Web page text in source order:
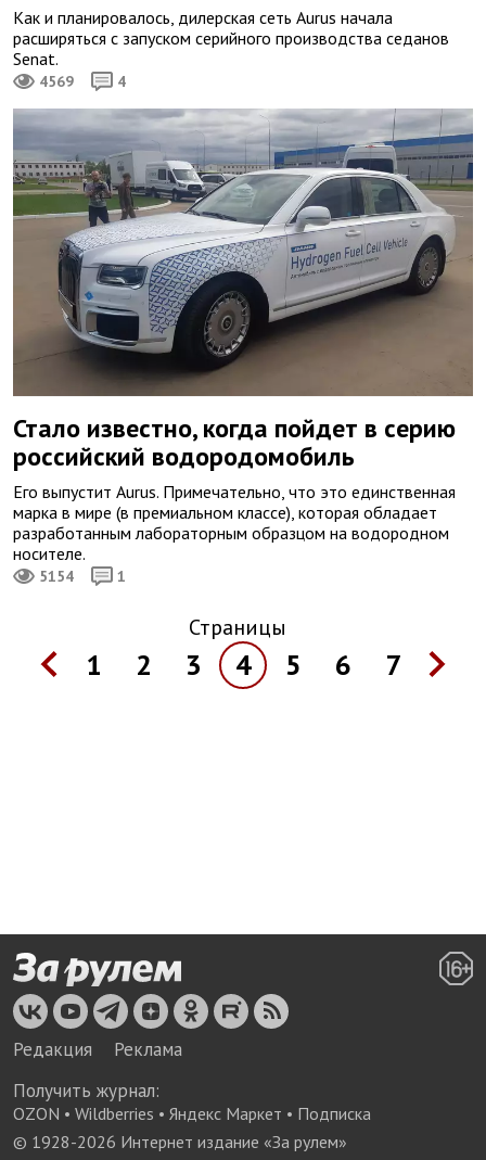
Как и планировалось, дилерская сеть Aurus начала
расширяться с запуском серийного производства седанов
Senat.
4569 4
Стало известно, когда пойдет в серию
российский водородомобиль
Его выпустит Aurus. Примечательно, что это единственная
марка в мире (в премиальном классе), которая обладает
разработанным лабораторным образцом на водородном
носителе.
5154 1
Страницы
1 2 3 4 5 6 7
Редакция
Реклама
Получить журнал:
OZON • Wildberries • Яндекс Маркет • Подписка
© 1928-2026 Интернет издание «За рулем»